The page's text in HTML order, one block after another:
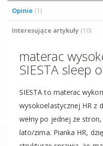
Opinie 1
Interesujące artykuły 10
materac
SIESTA sleep
SIESTA to materac
wysokoelastycznej HR z
wełny po jednej ze
lato/zima. Pianka HR,